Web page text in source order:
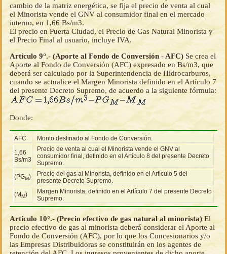
cambio de la matriz energética, se fija el precio de venta al cual
el Minorista vende el GNV al consumidor final en el mercado
interno, en 1,66 Bs/m3.
El precio en Puerta Ciudad, el Precio de Gas Natural Minorista y
el Precio Final al usuario, incluye IVA.
Artículo 9°.- (Aporte al Fondo de Conversión - AFC) Se crea el
Aporte al Fondo de Conversión (AFC) expresado en Bs/m3, que
deberá ser calculado por la Superintendencia de Hidrocarburos,
cuando se actualice el Margen Minorista definido en el Artículo 7
del presente Decreto Supremo, de acuerdo a la siguiente fórmula:
Donde:
AFC
Monto destinado al Fondo de Conversión.
1,66
Bs/m3
Precio de venta al cual el Minorista vende el GNV al
consumidor final, definido en el Artículo 8 del presente Decreto
Supremo.
(PGM)
Precio del gas al Minorista, definido en el Artículo 5 del
presente Decreto Supremo.
(M M)
Margen Minorista, definido en el Artículo 7 del presente Decreto
Supremo.
Artículo 10°.- (Precio efectivo de gas natural al minorista) El
precio efectivo de gas al minorista deberá considerar el Aporte al
Fondo de Conversión (AFC), por lo que los Concesionarios y/o
las Empresas Distribuidoras se constituirán en los agentes de